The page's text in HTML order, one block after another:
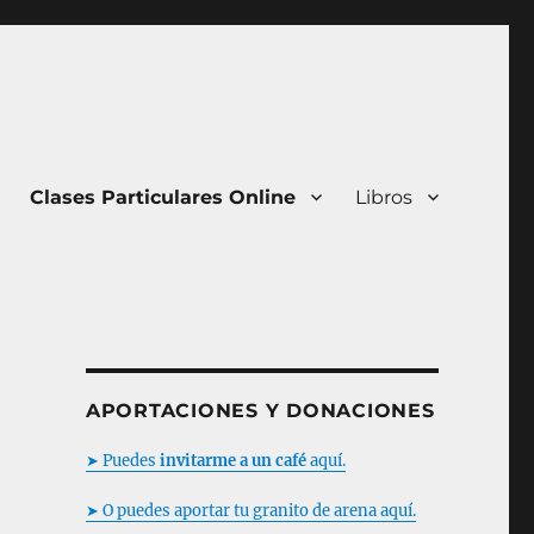
Clases Particulares Online Libros
APORTACIONES Y DONACIONES
➤ Puedes invitarme a un caféaquí.
➤ O puedes aportar tu granito de arena aquí.